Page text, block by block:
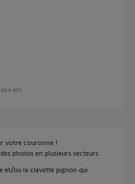
4 ans
votre couronne !
photos en plusieurs secteurs.
et/ou la clavette pignon qui